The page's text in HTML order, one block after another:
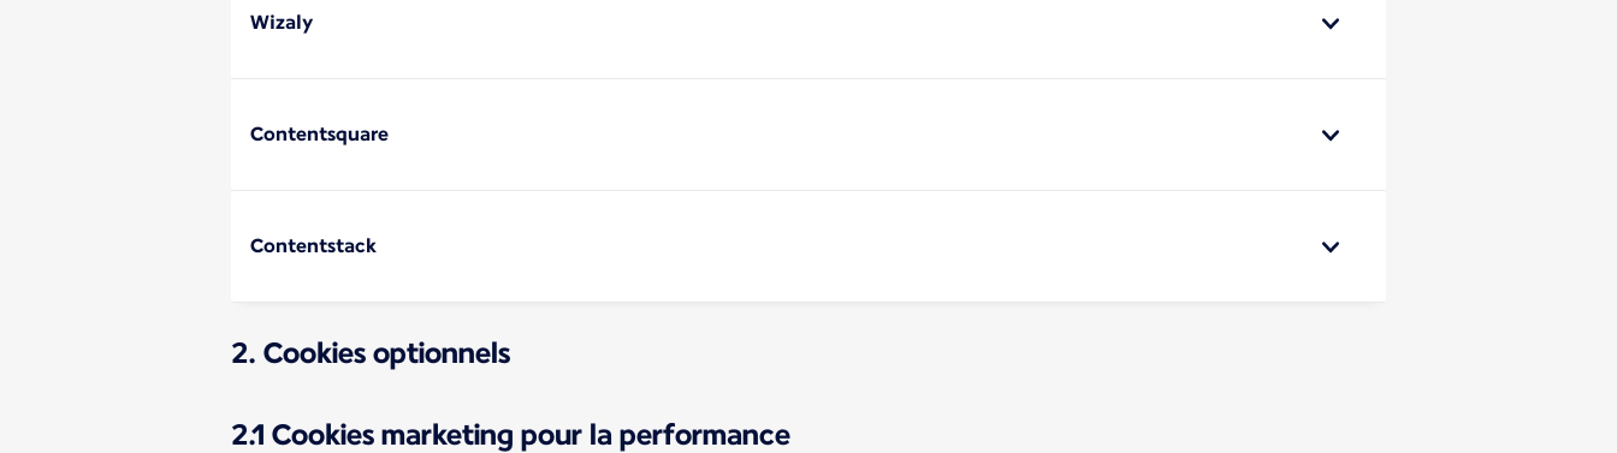
Wizaly
Contentsquare
Contentstack
2. Cookies optionnels
2.1 Cookies marketing pour la performance